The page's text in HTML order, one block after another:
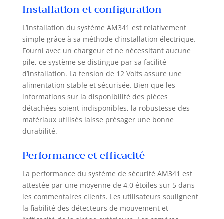
sans interruption. 🎥 CAMÉRA
INTÉRIEURE ROTATIVE IP506P –
Chaque recoin surveille, même la
nuit : Rotation horizontale 350° et
verticale 71° pour couvrir une pièce
entière. Détection de mouvement et
sonore avec alerte instantanée, suivi
automatique, zone de surveillance
personnalisable et mode vie privée
pour désactiver la caméra quand
vous êtes présent. Résolution Full HD
1080p pour des images nettes de
TOTAL DEPUIS VOTRE SMARTPHONE
– Pilotez tout, partout dans le monde
: Via l'application gratuite Daewoo
Home Connect (iOS & Android),
activez/désactivez l'alarme, visionnez
en live vos 2 caméras
simultanément, recevez des alertes
Installation et configuration
L’installation du système AM341 est relativement
simple grâce à sa méthode d’installation électrique.
Fourni avec un chargeur et ne nécessitant aucune
pile, ce système se distingue par sa facilité
d’installation. La tension de 12 Volts assure une
alimentation stable et sécurisée. Bien que les
informations sur la disponibilité des pièces
détachées soient indisponibles, la robustesse des
matériaux utilisés laisse présager une bonne
durabilité.
Performance et efficacité
La performance du système de sécurité AM341 est
attestée par une moyenne de 4,0 étoiles sur 5 dans
les commentaires clients. Les utilisateurs soulignent
la fiabilité des détecteurs de mouvement et